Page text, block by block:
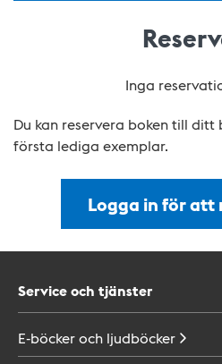
Inga
Du kan reservera boken till
första lediga exemplar.
Logga in för att
Service och tjänster
E-böcker och ljudböcker